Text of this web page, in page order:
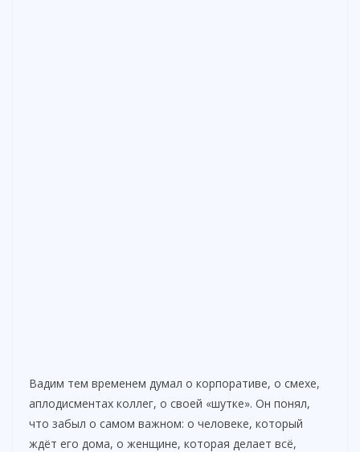
Вадим тем временем думал о корпоративе, о смехе,
аплодисментах коллег, о своей «шутке». Он понял,
что забыл о самом важном: о человеке, который
ждёт его дома, о женщине, которая делает всё,